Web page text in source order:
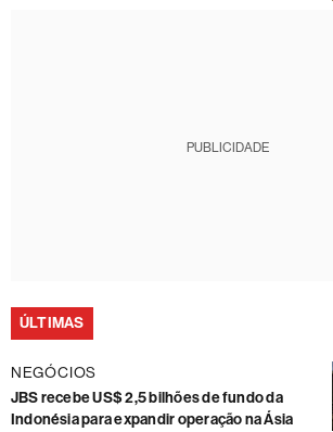
PUBLICIDADE
ÚLTIMAS
NEGÓCIOS
JBS recebe US$ 2,5 bilhões de fundo da
Indonésia para expandir operação na Ásia